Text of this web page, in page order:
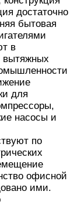
достаточно
бытовая
в
вытяжных
для
насосы и
по
офисной
ими.